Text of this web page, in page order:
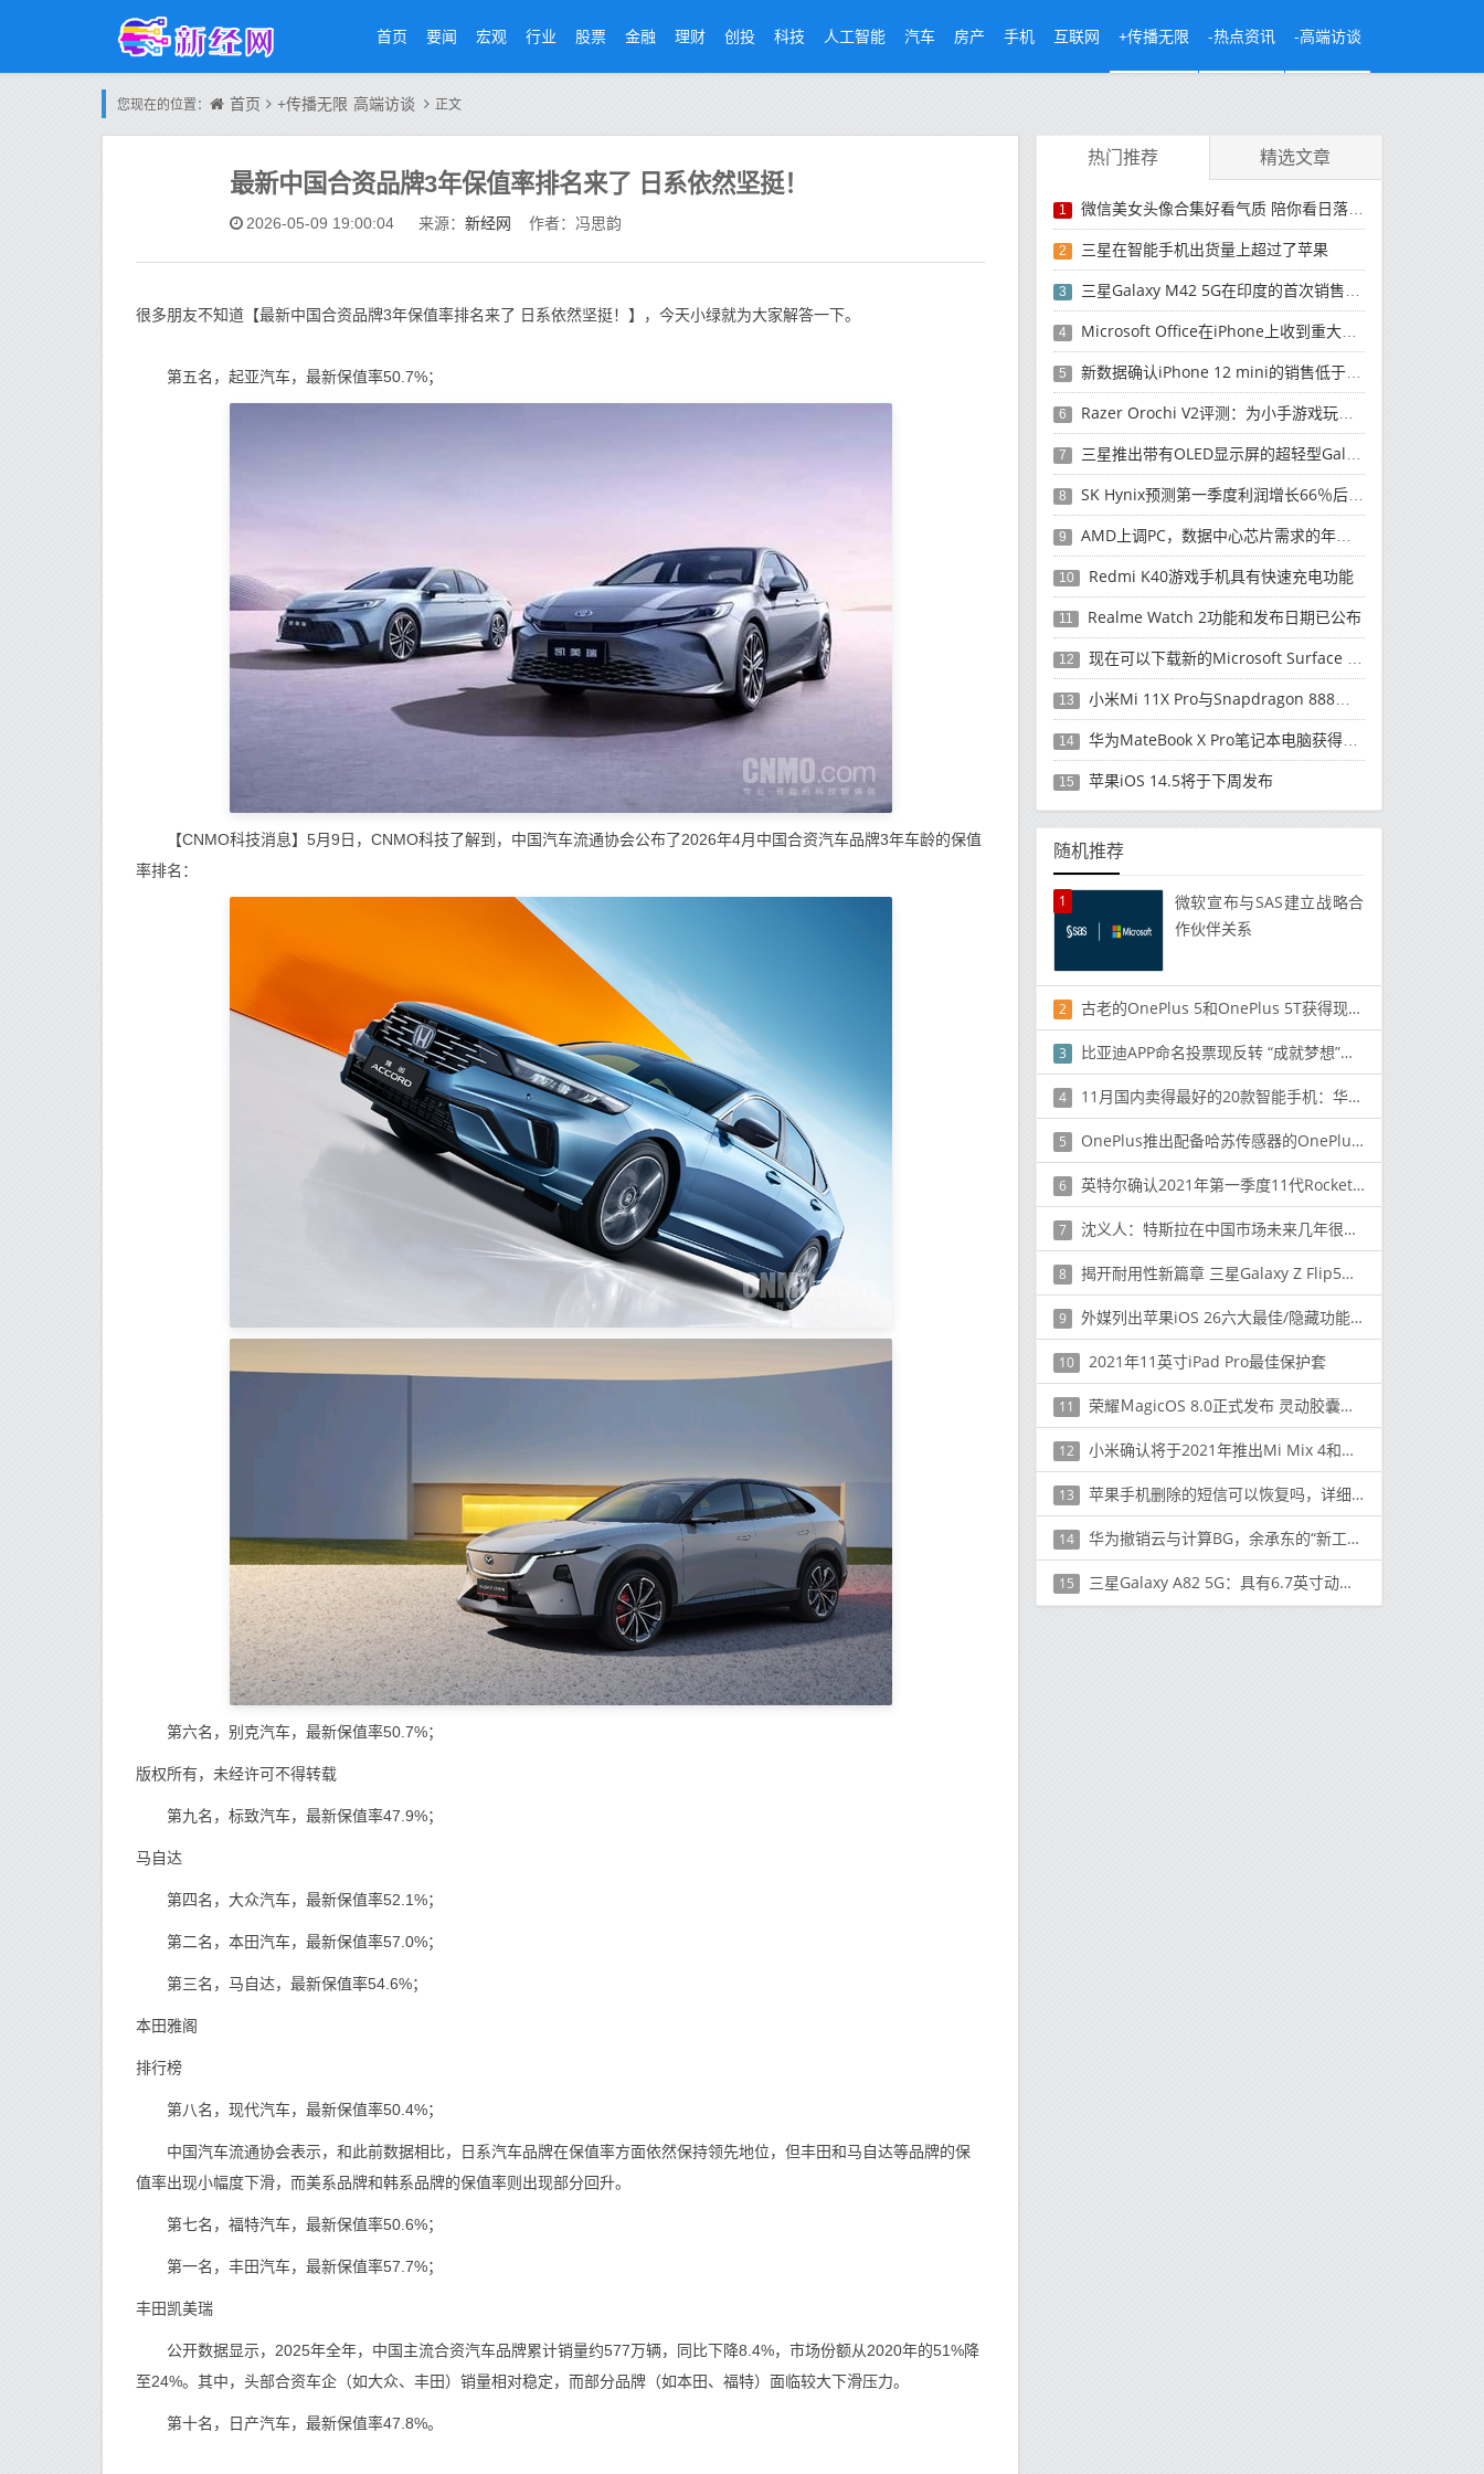
首页 要闻 宏观 行业 股票 金融 理财 创投 科技 人工智能 汽车 房产 手机 互联网 +传播无限 -热点资讯 -高端访谈
您现在的位置： 首页 +传播无限 高端访谈 正文
最新中国合资品牌3年保值率排名来了 日系依然坚挺！
2026-05-09 19:00:04 来源： 新经网 作者：冯思韵
很多朋友不知道【最新中国合资品牌3年保值率排名来了 日系依然坚挺！】，今天小绿就为大家解答一下。
第五名，起亚汽车，最新保值率50.7%；
【CNMO科技消息】5月9日，CNMO科技了解到，中国汽车流通协会公布了2026年4月中国合资汽车品牌3年车龄的保值
率排名：
第六名，别克汽车，最新保值率50.7%；
版权所有，未经许可不得转载
第九名，标致汽车，最新保值率47.9%；
马自达
第四名，大众汽车，最新保值率52.1%；
第二名，本田汽车，最新保值率57.0%；
第三名，马自达，最新保值率54.6%；
本田雅阁
排行榜
第八名，现代汽车，最新保值率50.4%；
中国汽车流通协会表示，和此前数据相比，日系汽车品牌在保值率方面依然保持领先地位，但丰田和马自达等品牌的保
值率出现小幅度下滑，而美系品牌和韩系品牌的保值率则出现部分回升。
第七名，福特汽车，最新保值率50.6%；
第一名，丰田汽车，最新保值率57.7%；
丰田凯美瑞
公开数据显示，2025年全年，中国主流合资汽车品牌累计销量约577万辆，同比下降8.4%，市场份额从2020年的51%降
至24%。其中，头部合资车企（如大众、丰田）销量相对稳定，而部分品牌（如本田、福特）面临较大下滑压力。
第十名，日产汽车，最新保值率47.8%。
热门推荐 精选文章
1 微信美女头像合集好看气质 陪你看日落的人比日落更浪漫
2 三星在智能手机出货量上超过了苹果
3 三星Galaxy M42 5G在印度的首次销售将于今晚开始
4 Microsoft Office在iPhone上收到重大更新
5 新数据确认iPhone 12 mini的销售低于预期
6 Razer Orochi V2评测：为小手游戏玩家设计的鼠标
7 三星推出带有OLED显示屏的超轻型Galaxy Book Pro和Galaxy Book Pro 360笔记本电脑
8 SK Hynix预测第一季度利润增长66％后，对芯片的需求将增强
9 AMD上调PC，数据中心芯片需求的年度收入预测
10 Redmi K40游戏手机具有快速充电功能
11 Realme Watch 2功能和发布日期已公布
12 现在可以下载新的Microsoft Surface Duo更新
13 小米Mi 11X Pro与Snapdragon 888处理器一起发布
14 华为MateBook X Pro笔记本电脑获得全新升级
15 苹果iOS 14.5将于下周发布
随机推荐
1
微软宣布与SAS建立战略合
作伙伴关系
2 古老的OnePlus 5和OnePlus 5T获得现代的Android 10好东西
3 比亚迪APP命名投票现反转 “成就梦想”当选却遭弃用
4 11月国内卖得最好的20款智能手机：华为四款旗舰在列
5 OnePlus推出配备哈苏传感器的OnePlus 9 Pro
6 英特尔确认2021年第一季度11代Rocket Lake处理器推出并支持PCIe 4.0
7 沈义人：特斯拉在中国市场未来几年很难 优势仅剩品牌
8 揭开耐用性新篇章 三星Galaxy Z Flip5满足用户对于优异品质的期待
9 外媒列出苹果iOS 26六大最佳/隐藏功能：你会用几个？
10 2021年11英寸iPad Pro最佳保护套
11 荣耀ＭagicOS 8.0正式发布 灵动胶囊加持 迎来全面进化
12 小米确认将于2021年推出Mi Mix 4和平板电脑
13 苹果手机删除的短信可以恢复吗，详细教你两种恢复方法
14 华为撤销云与计算BG，余承东的“新工作”没了
15 三星Galaxy A82 5G：具有6.7英寸动态AMOLED显示屏